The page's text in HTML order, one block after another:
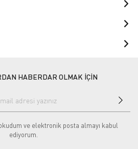
HABERDAR OLMAK İÇİN
ve elektronik posta almayı kabul
ediyorum.